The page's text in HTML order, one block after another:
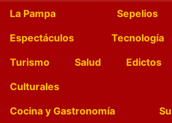
La Pampa Sepelios
Espectáculos
Tecnología
Turismo
Salud Edictos
Culturales
Cocina y Gastronomía